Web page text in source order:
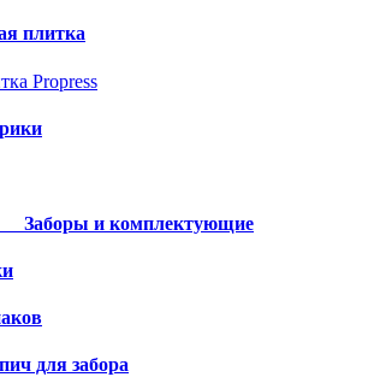
плитка
Propress
Заборы и комплектующие
для забора